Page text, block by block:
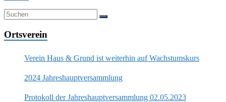
Ortsverein
Verein Haus & Grund ist weiterhin auf Wachstumskurs
2024 Jahreshauptversammlung
Protokoll der Jahreshauptversammlung 02.05.2023